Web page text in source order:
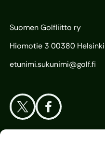
Suomen Golfliitto ry
Hiomotie 3 00380 Helsinki
etunimi.sukunimi@golf.fi